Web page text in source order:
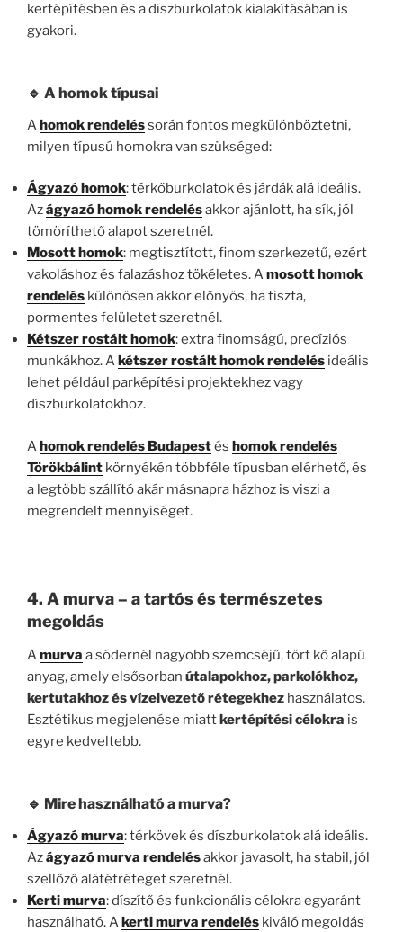
kertépítésben és a díszburkolatok kialakításában is
gyakori.
🔹 A homok típusai
Ahomok rendeléssorán fontos megkülönböztetni,
milyen típusú homokra van szükséged:
Ágyazó homok: térkőburkolatok és járdák alá ideális.
Azágyazó homok rendelésakkor ajánlott, ha sík, jól
tömöríthető alapot szeretnél.
Mosott homok: megtisztított, finom szerkezetű, ezért
vakoláshoz és falazáshoz tökéletes. Amosott homok
rendelés különösen akkor előnyös, ha tiszta,
pormentes felületet szeretnél.
Kétszer rostált homok: extra finomságú, precíziós
munkákhoz. Akétszer rostált homok rendelés ideális
lehet például parképítési projektekhez vagy
díszburkolatokhoz.
Ahomok rendelés Budapestés homok rendelés
Törökbálint környékén többféle típusban elérhető, és
a legtöbb szállító akár másnapra házhoz is viszi a
megrendelt mennyiséget.
4. A murva – a tartós és természetes
megoldás
Amurva a sódernél nagyobb szemcséjű, tört kő alapú
anyag, amely elsősorban útalapokhoz, parkolókhoz,
kertutakhoz és vízelvezető rétegekhez használatos.
Esztétikus megjelenése miattkertépítési célokra is
egyre kedveltebb.
🔹 Mire használható a murva?
Ágyazó murva: térkövek és díszburkolatok alá ideális.
Azágyazó murva rendelésakkor javasolt, ha stabil, jól
szellőző alátétréteget szeretnél.
Kerti murva: díszítő és funkcionális célokra egyaránt
használható. Akerti murva rendelés kiváló megoldás